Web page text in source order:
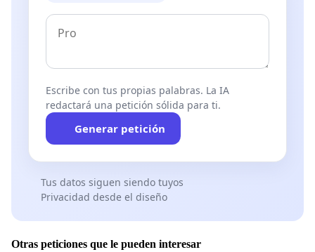
Escribe con tus propias palabras. La IA
redactará una petición sólida para ti.
Generar petición
Tus datos siguen siendo tuyos
Privacidad desde el diseño
Otras peticiones que le pueden interesar